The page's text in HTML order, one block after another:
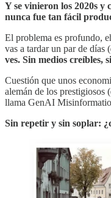
Y se vinieron los 2020s y
nunca fue tan fácil
El problema es profundo,
vas a tardar un par de días
ves. Sin medios creíbles,
Cuestión que unos
alemán de los prestigiosos
llama GenAI
Sin repetir y sin soplar: